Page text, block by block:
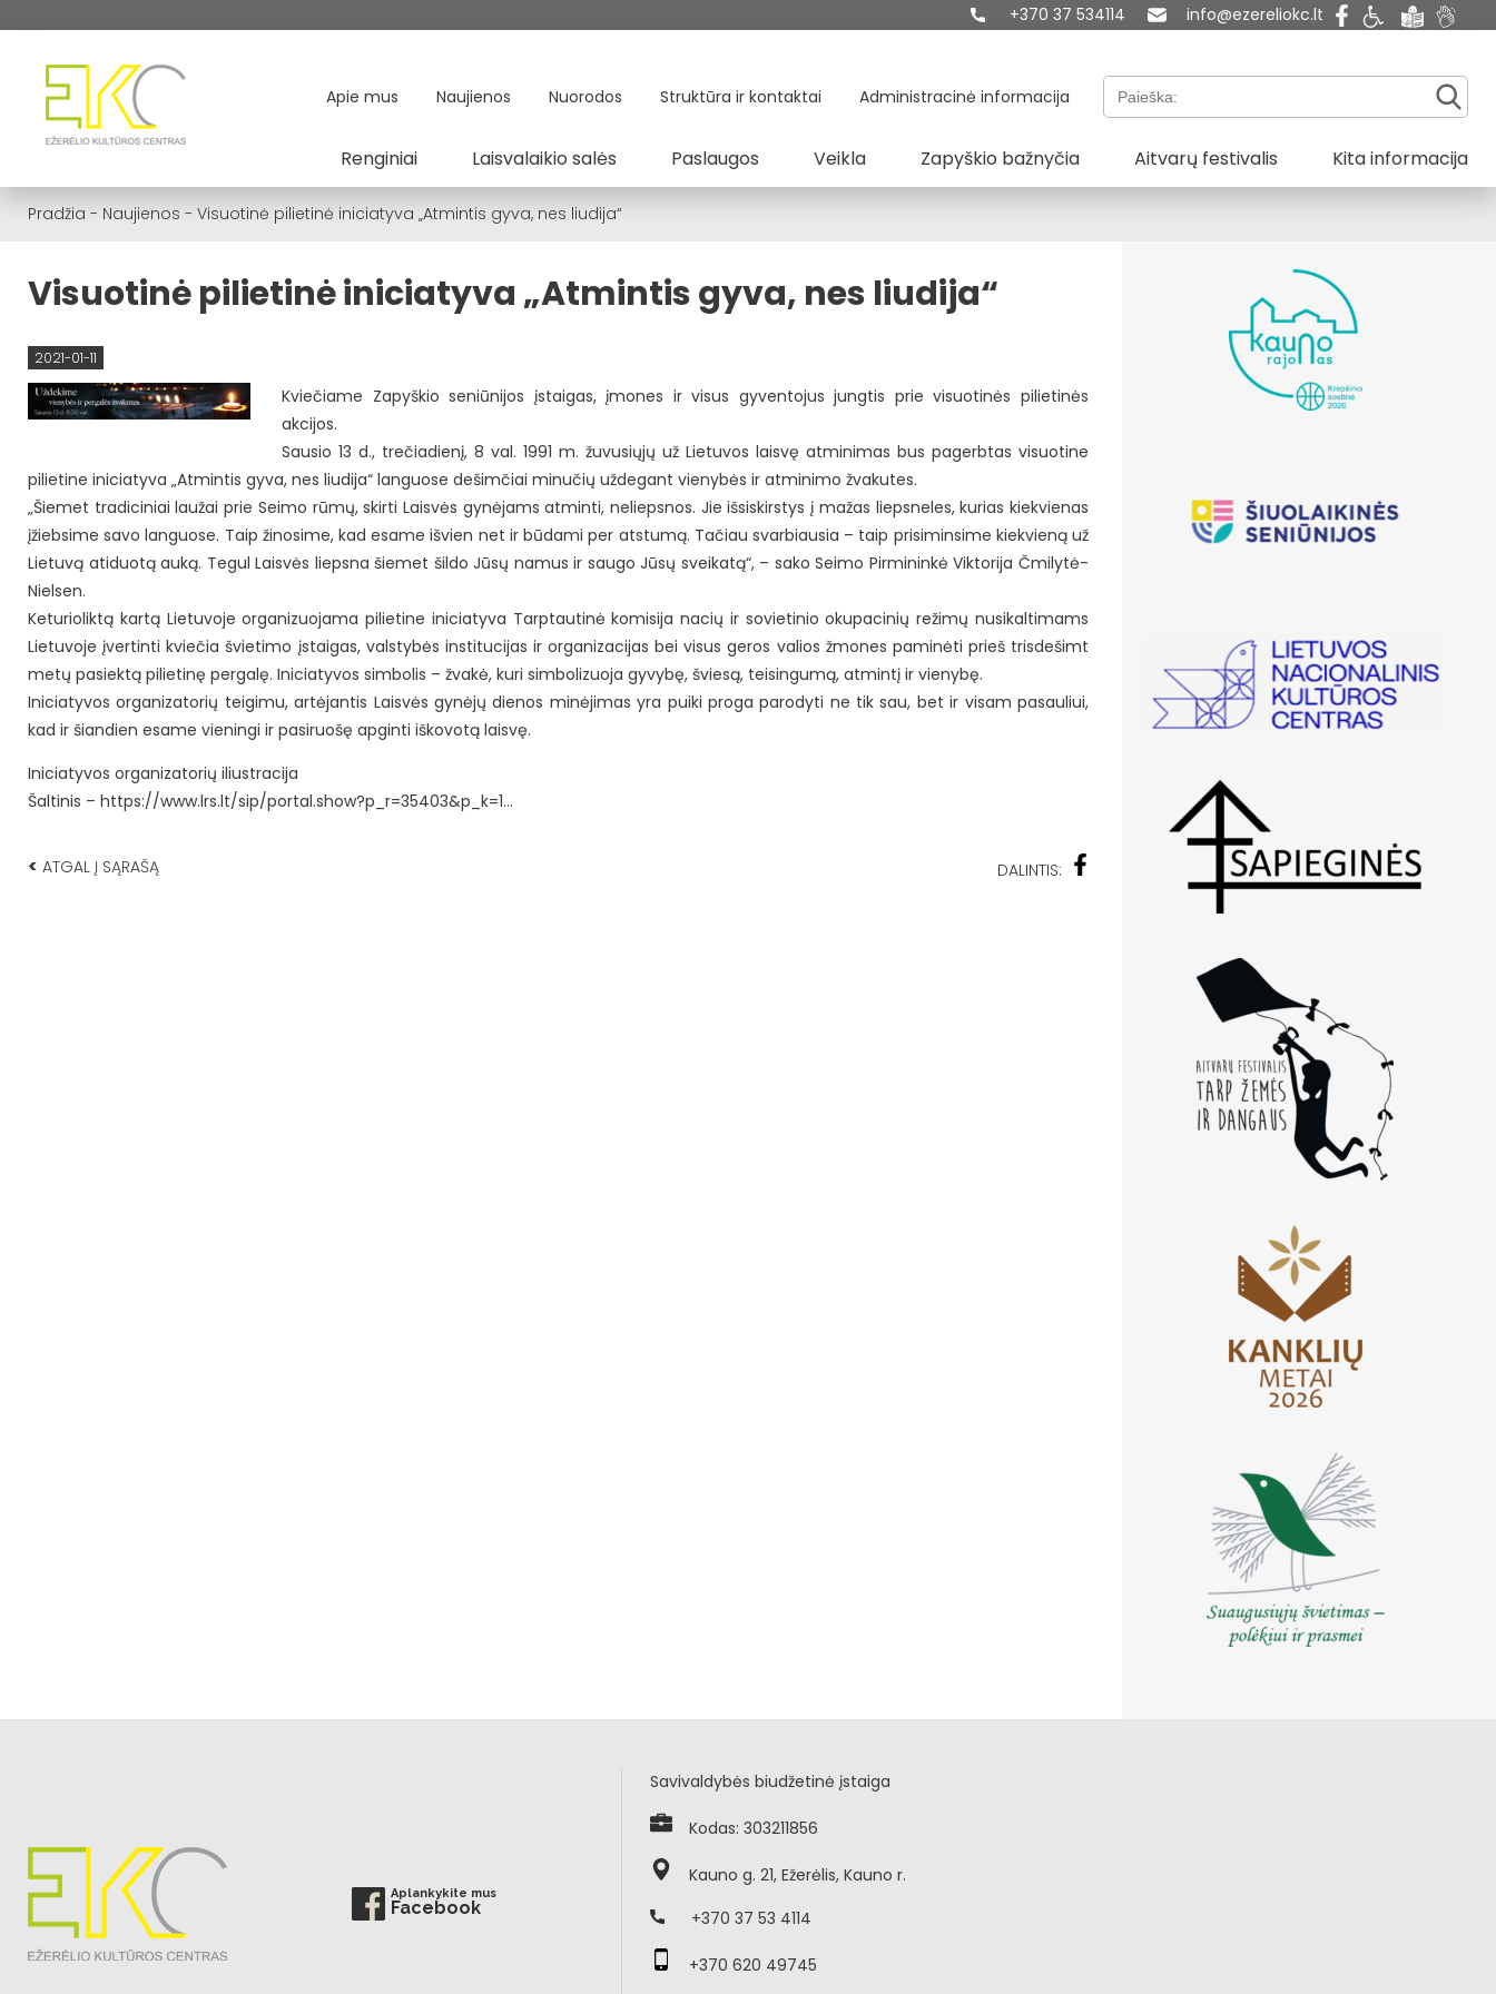
+370 37 534114 info@ezereliokc.lt
Apie mus Naujienos Nuorodos Struktūra ir kontaktai Administracinė informacija Paieška:
Renginiai Laisvalaikio salės Paslaugos Veikla Zapyškio bažnyčia Aitvarų festivalis Kita informacija
Pradžia - Naujienos - Visuotinė pilietinė iniciatyva „Atmintis gyva, nes liudija“
Visuotinė pilietinė iniciatyva „Atmintis gyva, nes liudija“
2021-01-11
Kviečiame Zapyškio seniūnijos įstaigas, įmones ir visus gyventojus jungtis prie visuotinės pilietinės
akcijos.
Sausio 13 d., trečiadienį, 8 val. 1991 m. žuvusiųjų už Lietuvos laisvę atminimas bus pagerbtas visuotine
pilietine iniciatyva „Atmintis gyva, nes liudija“ languose dešimčiai minučių uždegant vienybės ir atminimo žvakutes.
„Šiemet tradiciniai laužai prie Seimo rūmų, skirti Laisvės gynėjams atminti, neliepsnos. Jie išsiskirstys į mažas liepsneles, kurias kiekvienas
įžiebsime savo languose. Taip žinosime, kad esame išvien net ir būdami per atstumą. Tačiau svarbiausia – taip prisiminsime kiekvieną už
Lietuvą atiduotą auką. Tegul Laisvės liepsna šiemet šildo Jūsų namus ir saugo Jūsų sveikatą“, – sako Seimo Pirmininkė Viktorija Čmilytė-
Nielsen.
Keturioliktą kartą Lietuvoje organizuojama pilietine iniciatyva Tarptautinė komisija nacių ir sovietinio okupacinių režimų nusikaltimams
Lietuvoje įvertinti kviečia švietimo įstaigas, valstybės institucijas ir organizacijas bei visus geros valios žmones paminėti prieš trisdešimt
metų pasiektą pilietinę pergalę. Iniciatyvos simbolis – žvakė, kuri simbolizuoja gyvybę, šviesą, teisingumą, atmintį ir vienybę.
Iniciatyvos organizatorių teigimu, artėjantis Laisvės gynėjų dienos minėjimas yra puiki proga parodyti ne tik sau, bet ir visam pasauliui,
kad ir šiandien esame vieningi ir pasiruošę apginti iškovotą laisvę.
Iniciatyvos organizatorių iliustracija
Šaltinis – https://www.lrs.lt/sip/portal.show?p_r=35403&p_k=1…
< ATGAL Į SĄRAŠĄ DALINTIS:
Aplankykite mus
Facebook
Savivaldybės biudžetinė įstaiga
Kodas: 303211856
Kauno g. 21, Ežerėlis, Kauno r.
+370 37 53 4114
+370 620 49745